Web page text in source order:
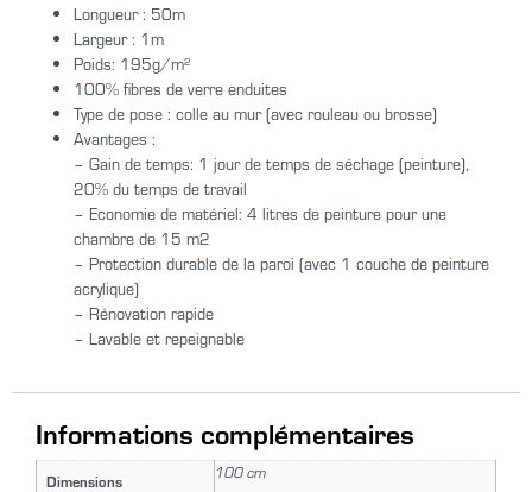
Longueur : 50m
Largeur : 1m
Poids: 195g/m²
100% fibres de verre enduites
Type de pose : colle au mur (avec rouleau ou brosse)
Avantages :
– Gain de temps: 1 jour de temps de séchage (peinture),
20% du temps de travail
– Economie de matériel: 4 litres de peinture pour une
chambre de 15 m2
– Protection durable de la paroi (avec 1 couche de peinture
acrylique)
– Rénovation rapide
– Lavable et repeignable
Informations complémentaires
Dimensions 100 cm